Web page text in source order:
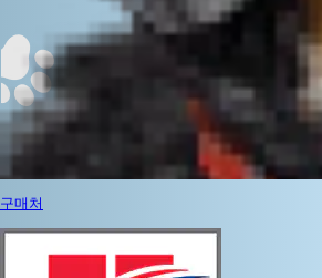
구매처